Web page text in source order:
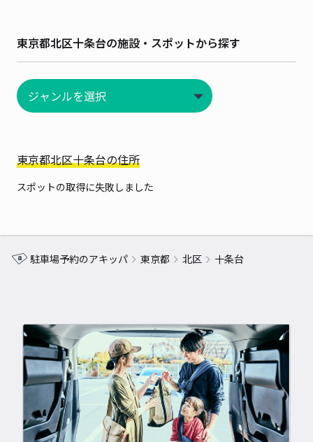
東京都北区十条台の施設・スポットから探す
東京都北区十条台の住所
スポットの取得に失敗しました
駐車場予約のアキッパ 東京都 北区 十条台